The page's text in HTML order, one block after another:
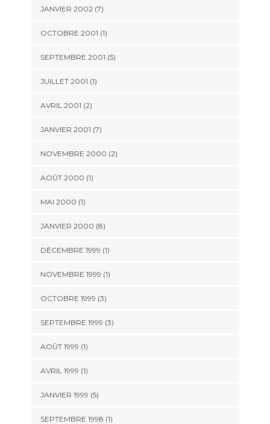
JANVIER 2002 (7)
OCTOBRE 2001 (1)
SEPTEMBRE 2001 (5)
JUILLET 2001 (1)
AVRIL 2001 (2)
JANVIER 2001 (7)
NOVEMBRE 2000 (2)
AOÛT 2000 (1)
MAI 2000 (1)
JANVIER 2000 (8)
DÉCEMBRE 1999 (1)
NOVEMBRE 1999 (1)
OCTOBRE 1999 (3)
SEPTEMBRE 1999 (3)
AOÛT 1999 (1)
AVRIL 1999 (1)
JANVIER 1999 (5)
SEPTEMBRE 1998 (1)